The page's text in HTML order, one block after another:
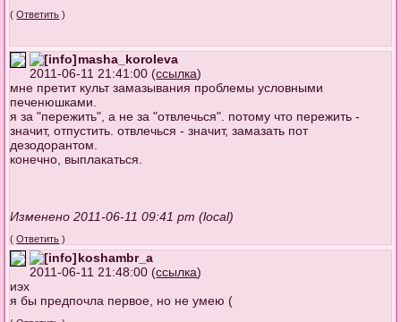
(Ответить )
masha_koroleva
2011-06-11 21:41:00 (ссылка)
мне претит культ замазывания проблемы условными
печенюшками.
я за "пережить", а не за "отвлечься". потому что пережить -
значит, отпустить. отвлечься - значит, замазать пот
дезодорантом.
конечно, выплакаться.
Изменено 2011-06-11 09:41 pm (local)
(Ответить )
koshambr_a
2011-06-11 21:48:00 (ссылка)
иэх
я бы предпочла первое, но не умею (